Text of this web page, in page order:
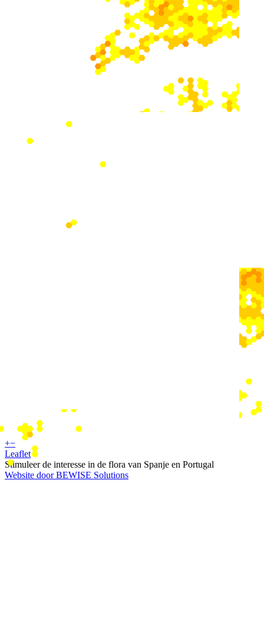
+−
Leaflet
Stimuleer de interesse in de flora van Spanje en Portugal
Website door BEWISE Solutions